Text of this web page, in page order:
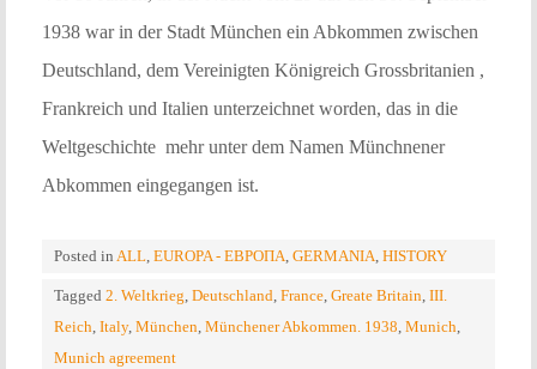
1938 war in der Stadt München ein Abkommen zwischen
Deutschland, dem Vereinigten Königreich Grossbritanien ,
Frankreich und Italien unterzeichnet worden, das in die
Weltgeschichte mehr unter dem Namen Münchnener
Abkommen eingegangen ist.
Posted in ALL, EUROPA - ЕВРОПА, GERMANIA, HISTORY
Tagged 2. Weltkrieg, Deutschland, France, Greate Britain, III.
Reich, Italy, München, Münchener Abkommen. 1938, Munich,
Munich agreement